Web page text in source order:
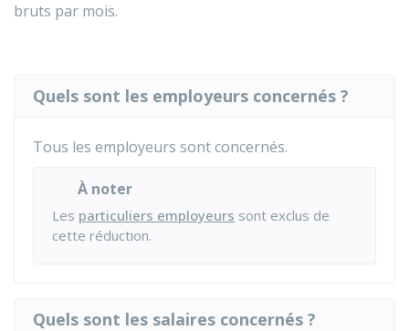
bruts par mois.
Quels sont les employeurs concernés ?
Tous les employeurs sont concernés.
À noter
Les particuliers employeurs sont exclus de
cette réduction.
Quels sont les salaires concernés ?